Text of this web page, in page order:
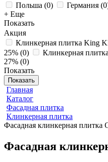
Польша (0) Германия (0
+ Еще
Показать
Акция
Клинкерная плитка King
25% (0)
Клинкерная
27% (0)
Показать
Показать
Главная
Каталог
Фасадная плитка
Клинкерная плитка
Фасадная клинкерная плитка
Фасадная